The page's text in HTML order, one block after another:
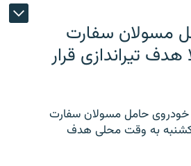
مسولان سفارت
هدف تیراندازی قرار
خودروی حامل مسولان سفارت
یکشنبه به وقت محلی هدف